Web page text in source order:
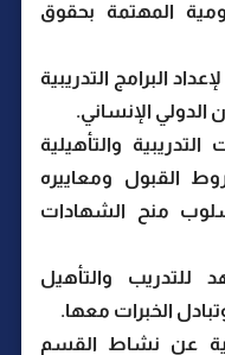
المهتمة بحقوق
البرامج التدريبية
الدولي الإنساني.
التدريبية والتأهيلية
القبول ومعاييره
منح الشهادات
للتدريب والتأهيل
الخبرات معها.
عن نشاط القسم